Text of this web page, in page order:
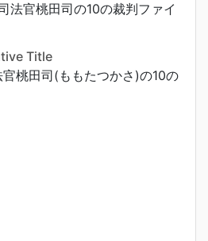
法官桃田司の10の裁判ファイ
Title
桃田司(ももたつかさ)の10の